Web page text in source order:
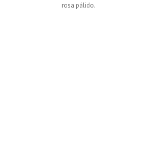
rosa pálido.